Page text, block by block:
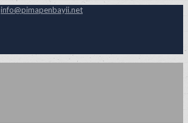
info@pimapenbayii.net